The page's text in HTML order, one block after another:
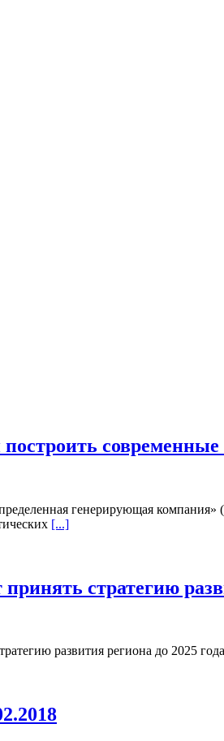
генерирующая компания»
[...]
стратегию
развития региона до 2025